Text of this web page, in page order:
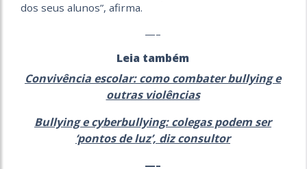
dos seus alunos”, afirma.
—–
Leia também
Convivência escolar: como combater bullying e
outras violências
Bullying e cyberbullying: colegas podem ser
‘pontos de luz’, diz consultor
—–